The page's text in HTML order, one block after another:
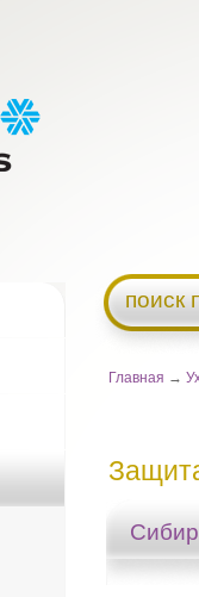
поиск
Главная →